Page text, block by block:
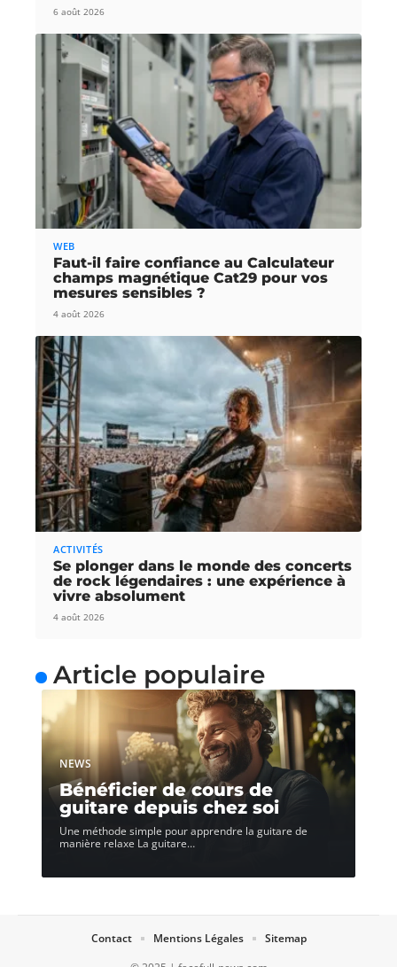
6 août 2026
WEB
Faut-il faire confiance au Calculateur
champs magnétique Cat29 pour vos
mesures sensibles ?
4 août 2026
ACTIVITÉS
Se plonger dans le monde des concerts
de rock légendaires : une expérience à
vivre absolument
4 août 2026
Article populaire
NEWS
Bénéficier de cours de
guitare depuis chez soi
Une méthode simple pour apprendre la guitare de
manière relaxe La guitare…
Contact Mentions Légales Sitemap